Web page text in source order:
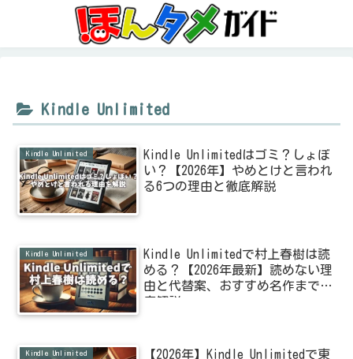
Kindle Unlimited
Kindle Unlimited
Kindle Unlimitedはゴミ？しょぼ
い？【2026年】やめとけと言われ
る6つの理由と徹底解説
Kindle Unlimited
Kindle Unlimitedで村上春樹は読
める？【2026年最新】読めない理
由と代替案、おすすめ名作まで徹
底解説
Kindle Unlimited
【2026年】Kindle Unlimitedで東